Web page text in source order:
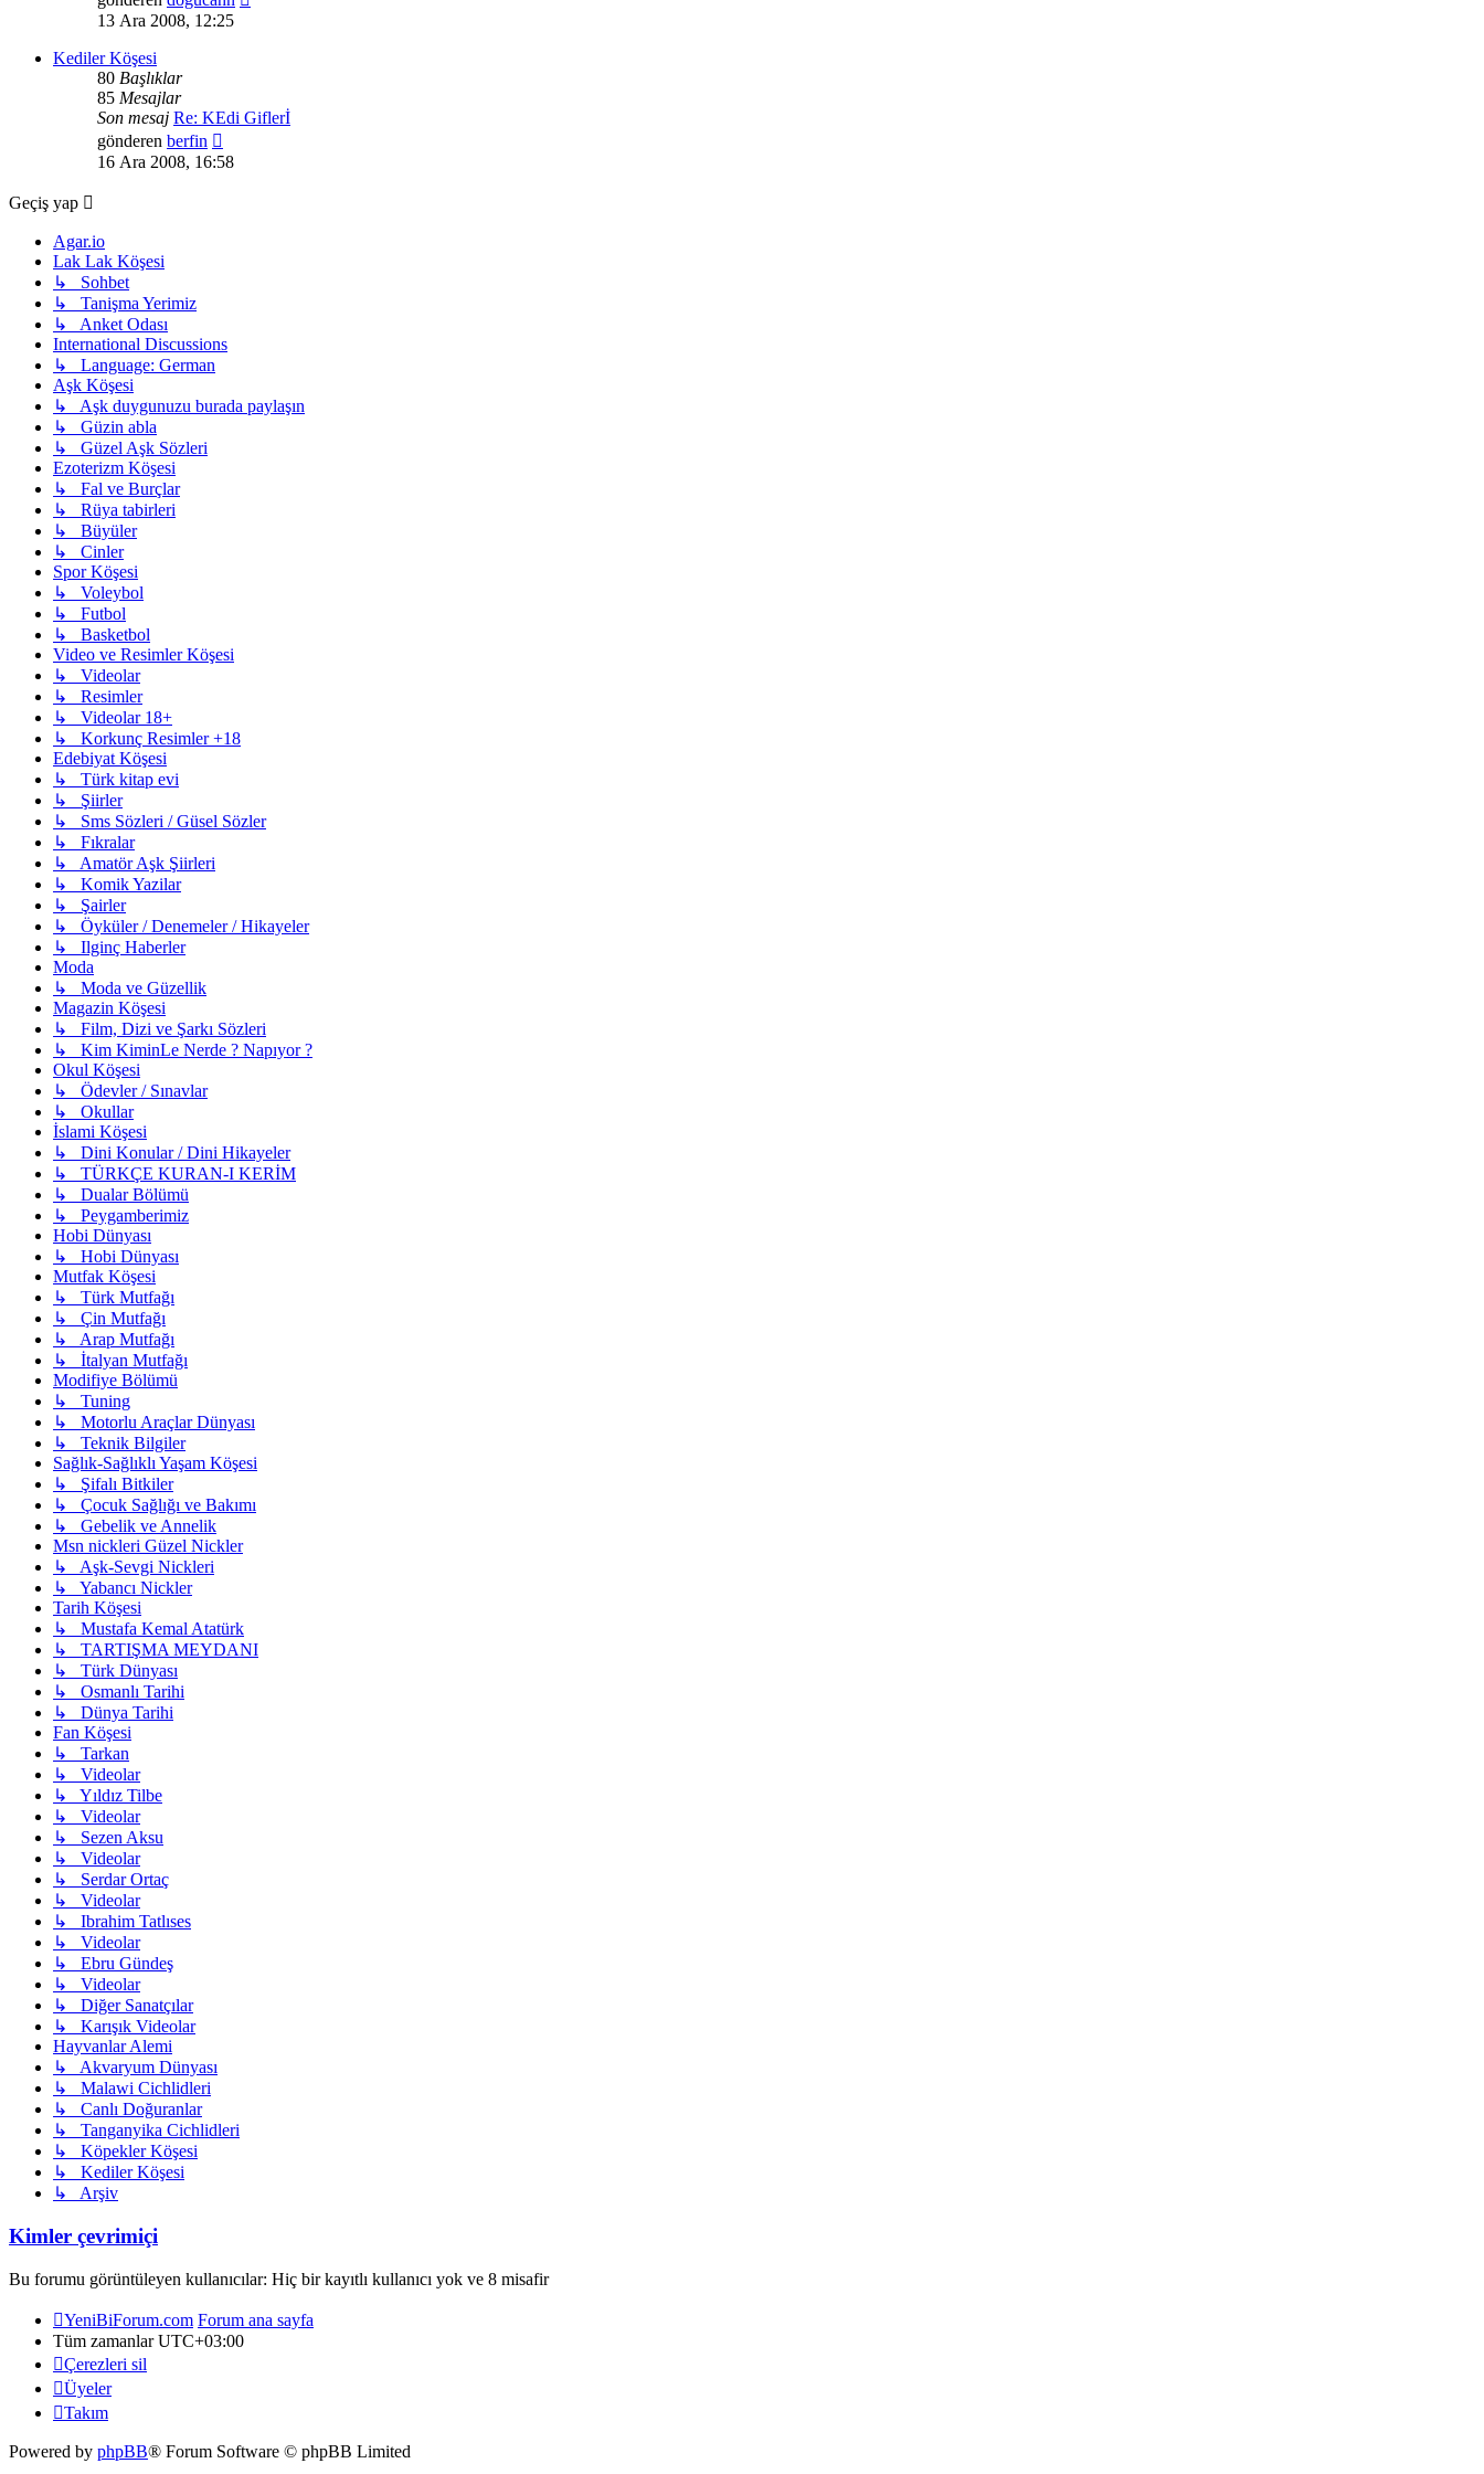
13 Ara 2008, 12:25
Kediler Köşesi
80 Başlıklar
85 Mesajlar
Son mesaj Re: KEdi Giflerİ
gönderen berfin
mesajı
16 Ara 2008, 16:58
Geçiş yap
Agar.io
Lak Lak Köşesi
↳ Sohbet
↳ Tanişma Yerimiz
↳ Anket Odası
International Discussions
↳ Language: German
Aşk Köşesi
↳ Aşk duygunuzu burada paylaşın
↳ Güzin abla
↳ Güzel Aşk Sözleri
Ezoterizm Köşesi
↳ Fal ve Burçlar
↳ Rüya tabirleri
↳ Büyüler
↳ Cinler
Spor Köşesi
↳ Voleybol
↳ Futbol
↳ Basketbol
Video ve Resimler Köşesi
↳ Videolar
↳ Resimler
↳ Videolar 18+
↳ Korkunç Resimler +18
Edebiyat Köşesi
↳ Türk kitap evi
↳ Şiirler
↳ Sms Sözleri / Güsel Sözler
↳ Fıkralar
↳ Amatör Aşk Şiirleri
↳ Komik Yazilar
↳ Şairler
↳ Öyküler / Denemeler / Hikayeler
↳ Ilginç Haberler
Moda
↳ Moda ve Güzellik
Magazin Köşesi
↳ Film, Dizi ve Şarkı Sözleri
↳ Kim KiminLe Nerde ? Napıyor ?
Okul Köşesi
↳ Ödevler / Sınavlar
↳ Okullar
İslami Köşesi
↳ Dini Konular / Dini Hikayeler
↳ TÜRKÇE KURAN-I KERİM
↳ Dualar Bölümü
↳ Peygamberimiz
Hobi Dünyası
↳ Hobi Dünyası
Mutfak Köşesi
↳ Türk Mutfağı
↳ Çin Mutfağı
↳ Arap Mutfağı
↳ İtalyan Mutfağı
Modifiye Bölümü
↳ Tuning
↳ Motorlu Araçlar Dünyası
↳ Teknik Bilgiler
Sağlık-Sağlıklı Yaşam Köşesi
↳ Şifalı Bitkiler
↳ Çocuk Sağlığı ve Bakımı
↳ Gebelik ve Annelik
Msn nickleri Güzel Nickler
↳ Aşk-Sevgi Nickleri
↳ Yabancı Nickler
Tarih Köşesi
↳ Mustafa Kemal Atatürk
↳ TARTIŞMA MEYDANI
↳ Türk Dünyası
↳ Osmanlı Tarihi
↳ Dünya Tarihi
Fan Köşesi
↳ Tarkan
↳ Videolar
↳ Yıldız Tilbe
↳ Videolar
↳ Sezen Aksu
↳ Videolar
↳ Serdar Ortaç
↳ Videolar
↳ Ibrahim Tatlıses
↳ Videolar
↳ Ebru Gündeş
↳ Videolar
↳ Diğer Sanatçılar
↳ Karışık Videolar
Hayvanlar Alemi
↳ Akvaryum Dünyası
↳ Malawi Cichlidleri
↳ Canlı Doğuranlar
↳ Tanganyika Cichlidleri
↳ Köpekler Köşesi
↳ Kediler Köşesi
↳ Arşiv
Kimler çevrimiçi
Bu forumu görüntüleyen kullanıcılar: Hiç bir kayıtlı kullanıcı yok ve 8 misafir
YeniBiForum.com Forum ana sayfa
Tüm zamanlarUTC+03:00
Çerezleri sil
Üyeler
Takım
Powered by phpBB® Forum Software © phpBB Limited